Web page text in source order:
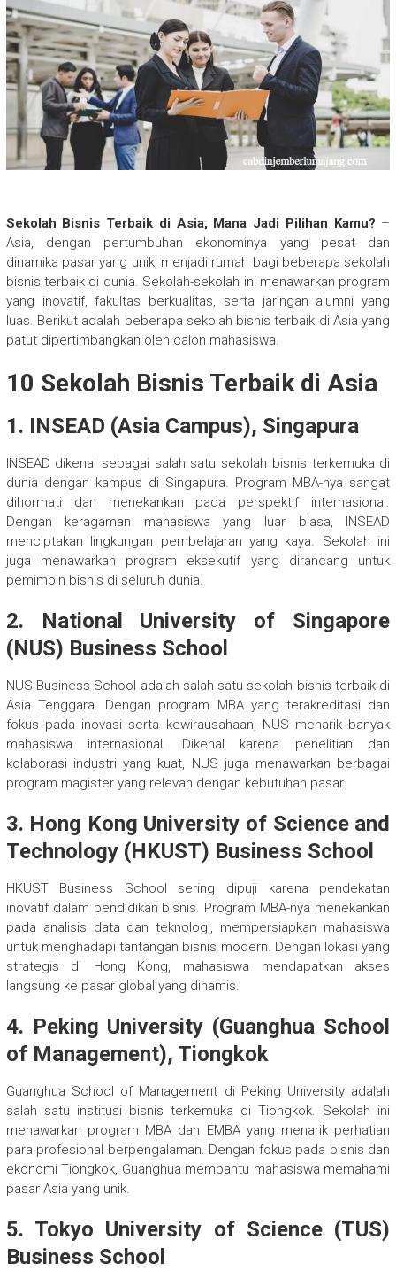
Sekolah Bisnis Terbaik di Asia, Mana Jadi Pilihan Kamu? –
Asia, dengan pertumbuhan ekonominya yang pesat dan
dinamika pasar yang unik, menjadi rumah bagi beberapa sekolah
bisnis terbaik di dunia. Sekolah-sekolah ini menawarkan program
yang inovatif, fakultas berkualitas, serta jaringan alumni yang
luas. Berikut adalah beberapa sekolah bisnis terbaik di Asia yang
patut dipertimbangkan oleh calon mahasiswa.
10 Sekolah Bisnis Terbaik di Asia
1. INSEAD (Asia Campus), Singapura
INSEAD dikenal sebagai salah satu sekolah bisnis terkemuka di
dunia dengan kampus di Singapura. Program MBA-nya sangat
dihormati dan menekankan pada perspektif internasional.
Dengan keragaman mahasiswa yang luar biasa, INSEAD
menciptakan lingkungan pembelajaran yang kaya. Sekolah ini
juga menawarkan program eksekutif yang dirancang untuk
pemimpin bisnis di seluruh dunia.
2. National University of Singapore
(NUS) Business School
NUS Business School adalah salah satu sekolah bisnis terbaik di
Asia Tenggara. Dengan program MBA yang terakreditasi dan
fokus pada inovasi serta kewirausahaan, NUS menarik banyak
mahasiswa internasional. Dikenal karena penelitian dan
kolaborasi industri yang kuat, NUS juga menawarkan berbagai
program magister yang relevan dengan kebutuhan pasar.
3. Hong Kong University of Science and
Technology (HKUST) Business School
HKUST Business School sering dipuji karena pendekatan
inovatif dalam pendidikan bisnis. Program MBA-nya menekankan
pada analisis data dan teknologi, mempersiapkan mahasiswa
untuk menghadapi tantangan bisnis modern. Dengan lokasi yang
strategis di Hong Kong, mahasiswa mendapatkan akses
langsung ke pasar global yang dinamis.
4. Peking University (Guanghua School
of Management), Tiongkok
Guanghua School of Management di Peking University adalah
salah satu institusi bisnis terkemuka di Tiongkok. Sekolah ini
menawarkan program MBA dan EMBA yang menarik perhatian
para profesional berpengalaman. Dengan fokus pada bisnis dan
ekonomi Tiongkok, Guanghua membantu mahasiswa memahami
pasar Asia yang unik.
5. Tokyo University of Science (TUS)
Business School